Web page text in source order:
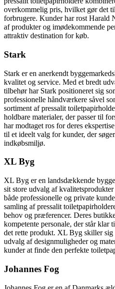
overkommelig pris, hvilket gør det
forbrugere. Kunder har rost Harald
af produkter og imødekommende
attraktiv destination for køb.
Stark
Stark er en anerkendt
kvalitet og service. Med et bredt
tilbehør har Stark positioneret sig
professionelle håndværkere såvel
sortiment af pressalit
holdbare materialer, der passer til
har modtaget ros for deres
til et ideelt valg for kunder, der
indkøbsmiljø.
XL Byg
XL Byg er en landsdækkende
sit store udvalg af
både professionelle og private
samling af pressalit
behov og præferencer. Deres
kompetente personale, der står klar
det rette produkt. XL Byg skiller sig
udvalg af designmuligheder og
kunder at finde den perfekte
Johannes Fog